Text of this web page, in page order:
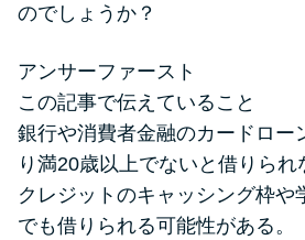
カードローン
得した話
最速！最短40
のでしょうか？
アンサーファースト
この記事で伝えていること
銀行や消費者金融のカードロー
り満20歳以上でないと借りられ
クレジットのキャッシング枠や
でも借りられる可能性がある。